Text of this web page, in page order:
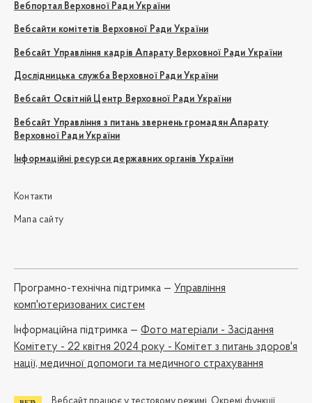
Вебпортал Верховної Ради України
Вебсайти комітетів Верховної Ради України
Вебсайт Управління кадрів Апарату Верховної Ради України
Дослідницька служба Верховної Ради України
Вебсайт Освітній Центр Верховної Ради України
Вебсайт Управління з питань звернень громадян Апарату
Верховної Ради України
Інформаційні ресурси державних органів України
Контакти
Мапа сайту
Програмно-технічна підтримка — Управління
комп'ютеризованих систем
Iнформаційна підтримка — Фото матеріали - Засідання
Комітету - 22 квітня 2024 року - Комітет з питань здоров'я
нації, медичної допомоги та медичного страхування